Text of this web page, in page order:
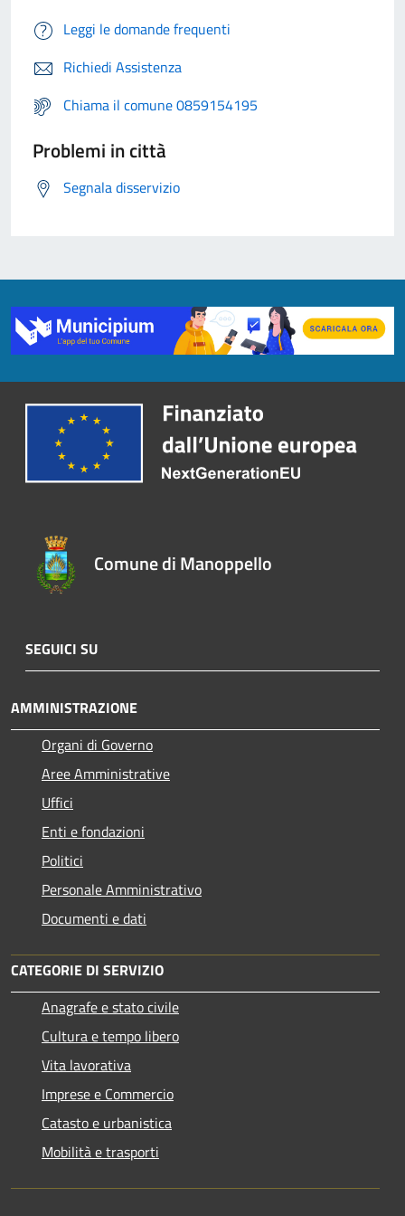
Leggi le domande frequenti
Richiedi Assistenza
Chiama il comune 0859154195
Problemi in città
Segnala disservizio
Comune di Manoppello
SEGUICI SU
AMMINISTRAZIONE
Organi di Governo
Aree Amministrative
Uffici
Enti e fondazioni
Politici
Personale Amministrativo
Documenti e dati
CATEGORIE DI SERVIZIO
Anagrafe e stato civile
Cultura e tempo libero
Vita lavorativa
Imprese e Commercio
Catasto e urbanistica
Mobilità e trasporti